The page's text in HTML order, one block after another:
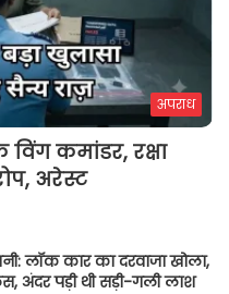
अपराध
कमांडर, रक्षा
अरेस्ट
लॉक कार का दरवाजा खोला,
अंदर पड़ी थी सड़ी-गली लाश